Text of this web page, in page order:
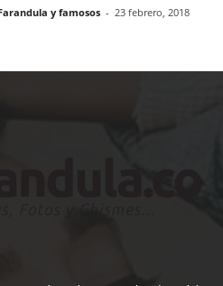
y famosos - 23 febrero, 2018